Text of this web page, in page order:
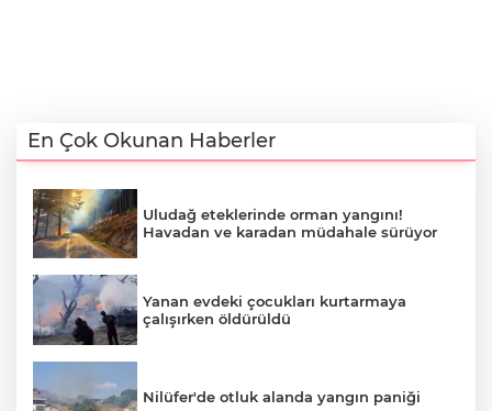
En Çok Okunan Haberler
Uludağ eteklerinde orman yangını!
Havadan ve karadan müdahale sürüyor
Yanan evdeki çocukları kurtarmaya
çalışırken öldürüldü
Nilüfer'de otluk alanda yangın paniği